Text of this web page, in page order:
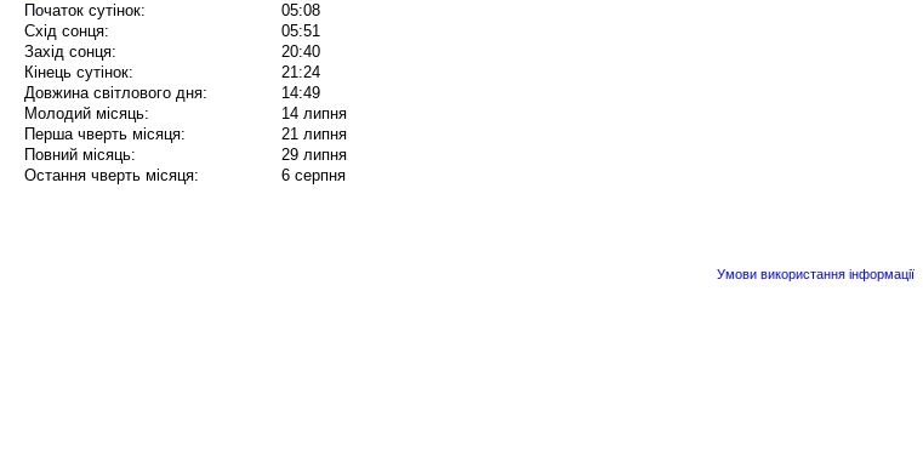
Початок сутінок:
05:08
Схід сонця:
05:51
Захід сонця:
20:40
Кінець сутінок:
21:24
Довжина світлового дня:
14:49
Молодий місяць:
14 липня
Перша чверть місяця:
21 липня
Повний місяць:
29 липня
Остання чверть місяця:
6 серпня
Умови використання інформації